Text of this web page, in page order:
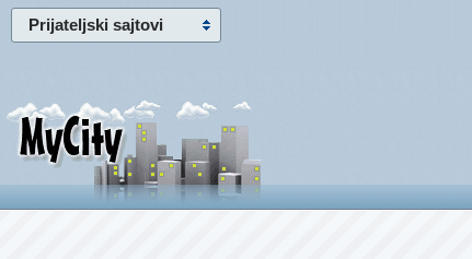
Prijateljski sajtovi